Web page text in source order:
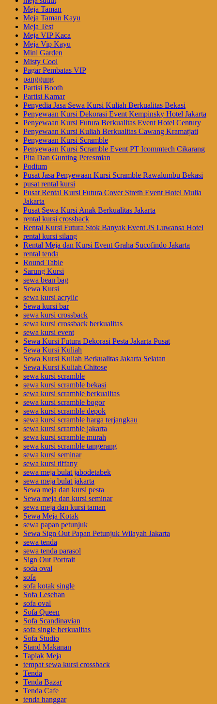
Meja Taman
Meja Taman Kayu
Meja Test
Meja VIP Kaca
Meja Vip Kayu
Mini Garden
Misty Cool
Pagar Pembatas VIP
panggung
Partisi Booth
Partisi Kamar
Penyedia Jasa Sewa Kursi Kuliah Berkualitas Bekasi
Penyewaan Kursi Dekorasi Event Kempinsky Hotel Jakarta
Penyewaan Kursi Futura Berkualitas Event Hotel Century
Penyewaan Kursi Kuliah Berkualitas Cawang Kramatjati
Penyewaan Kursi Scramble
Penyewaan Kursi Scramble Event PT Icommtech Cikarang
Pita Dan Gunting Peresmian
Podium
Pusat Jasa Penyewaan Kursi Scramble Rawalumbu Bekasi
pusat rental kursi
Pusat Rental Kursi Futura Cover Streth Event Hotel Mulia
Jakarta
Pusat Sewa Kursi Anak Berkualitas Jakarta
rental kursi crossback
Rental Kursi Futura Stok Banyak Event JS Luwansa Hotel
rental kursi silang
Rental Meja dan Kursi Event Graha Sucofindo Jakarta
rental tenda
Round Table
Sarung Kursi
sewa bean bag
Sewa Kursi
sewa kursi acrylic
Sewa kursi bar
sewa kursi crossback
sewa kursi crossback berkualitas
sewa kursi event
Sewa Kursi Futura Dekorasi Pesta Jakarta Pusat
Sewa Kursi Kuliah
Sewa Kursi Kuliah Berkualitas Jakarta Selatan
Sewa Kursi Kuliah Chitose
sewa kursi scramble
sewa kursi scramble bekasi
sewa kursi scramble berkualitas
sewa kursi scramble bogor
sewa kursi scramble depok
sewa kursi scramble harga terjangkau
sewa kursi scramble jakarta
sewa kursi scramble murah
sewa kursi scramble tangerang
sewa kursi seminar
sewa kursi tiffany
sewa meja bulat jabodetabek
sewa meja bulat jakarta
Sewa meja dan kursi pesta
Sewa meja dan kursi seminar
sewa meja dan kursi taman
Sewa Meja Kotak
sewa papan petunjuk
Sewa Sign Out Papan Petunjuk Wilayah Jakarta
sewa tenda
sewa tenda parasol
Sign Out Portrait
soda oval
sofa
sofa kotak single
Sofa Lesehan
sofa oval
Sofa Queen
Sofa Scandinavian
sofa single berkualitas
Sofa Studio
Stand Makanan
Taplak Meja
tempat sewa kursi crossback
Tenda
Tenda Bazar
Tenda Cafe
tenda hanggar